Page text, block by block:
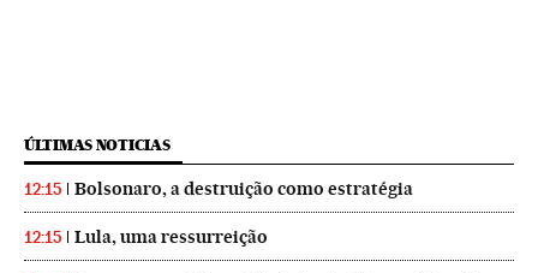
ÚLTIMAS NOTICIAS
12:15 Bolsonaro, a destruição como estratégia
12:15 Lula, uma ressurreição